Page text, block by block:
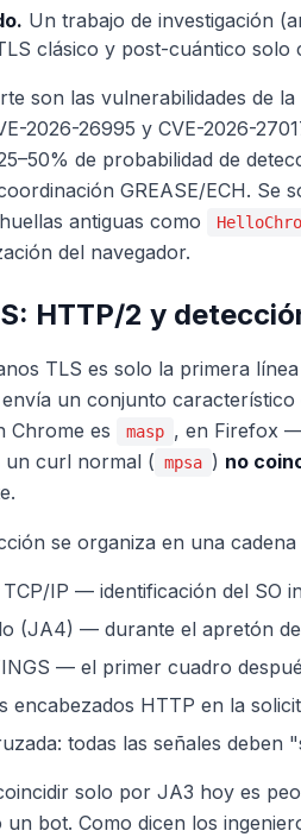
Un trabajo de investigación
clásico y post-cuántico solo
son las vulnerabilidades de
2026-26995 y CVE-2026-
de probabilidad de
GREASE/ECH. Se
antiguas como
del navegador.
HTTP/2 y
TLS es solo la primera
un conjunto
Chrome es
masp , en Firefox
un curl normal ( mpsa ) no
se organiza en una
IP — identificación del SO
(JA4) — durante el apretón
— el primer cuadro
encabezados HTTP en la
todas las señales deben
solo por JA3 hoy es
un bot. Como dicen los